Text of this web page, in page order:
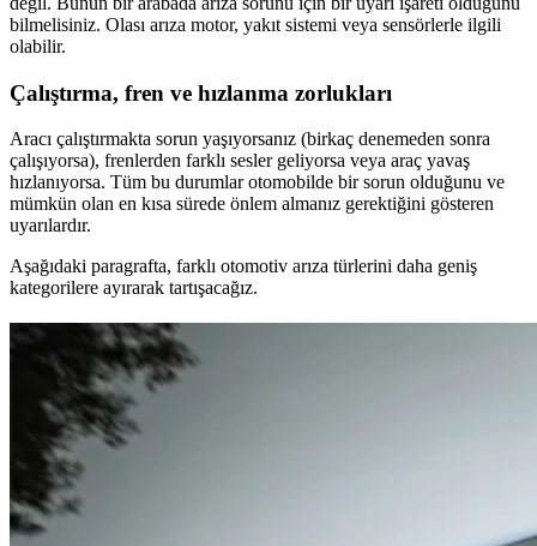
bilmelisiniz. Olası arıza motor, yakıt sistemi veya sensörlerle ilgili
olabilir.
Çalıştırma, fren ve hızlanma zorlukları
Aracı çalıştırmakta sorun yaşıyorsanız (birkaç denemeden sonra
çalışıyorsa), frenlerden farklı sesler geliyorsa veya araç yavaş
hızlanıyorsa. Tüm bu durumlar otomobilde bir sorun olduğunu ve
mümkün olan en kısa sürede önlem almanız gerektiğini gösteren
uyarılardır.
Aşağıdaki paragrafta, farklı otomotiv arıza türlerini daha geniş
kategorilere ayırarak tartışacağız.